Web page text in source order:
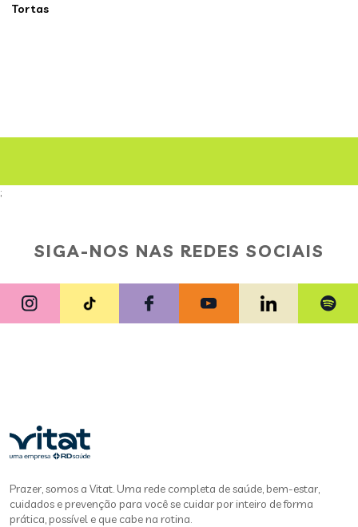
Tortas
;
SIGA-NOS NAS REDES SOCIAIS
Prazer, somos a Vitat. Uma rede completa de saúde, bem-estar,
cuidados e prevenção para você se cuidar por inteiro de forma
prática, possível e que cabe na rotina.